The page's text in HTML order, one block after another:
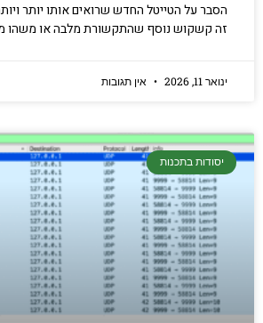
זה קשקוש נוסף שהתקשורת מלבה או משהו
ינואר 11, 2026 אין תגובות
יסודות בתכנות